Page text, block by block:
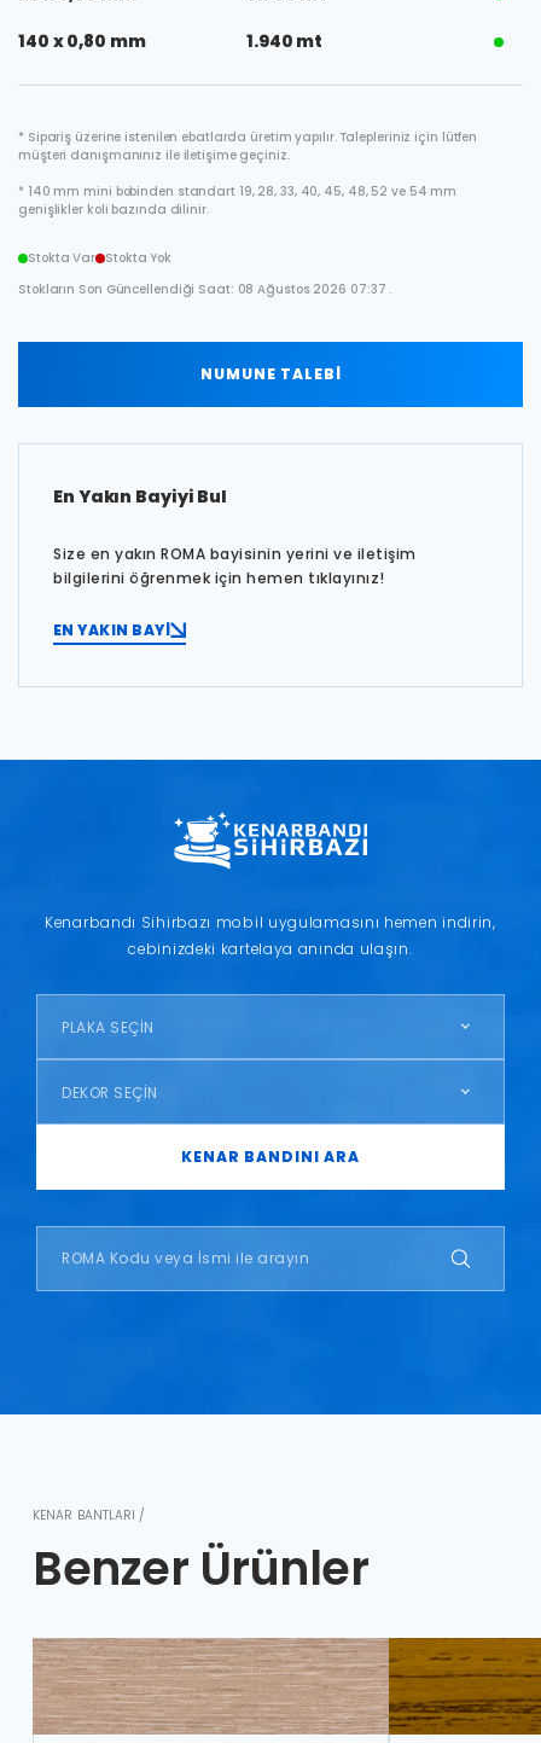
140 x 0,80 mm
1.940 mt
* Sipariş üzerine istenilen ebatlarda üretim yapılır. Talepleriniz için lütfen
müşteri danışmanınız ile iletişime geçiniz.
* 140 mm mini bobinden standart 19, 28, 33, 40, 45, 48, 52 ve 54 mm
genişlikler koli bazında dilinir.
Stokta Var
Stokta Yok
Stokların Son Güncellendiği Saat: 08 Ağustos 2026 07:37 .
NUMUNE TALEBİ
En Yakın Bayiyi Bul
Size en yakın ROMA bayisinin yerini ve iletişim
bilgilerini öğrenmek için hemen tıklayınız!
EN YAKIN BAYİ
Kenarbandı Sihirbazı mobil uygulamasını hemen indirin,
cebinizdeki kartelaya anında ulaşın.
PLAKA SEÇİN
DEKOR SEÇİN
KENAR BANDINI ARA
KENAR BANTLARI /
Benzer Ürünler